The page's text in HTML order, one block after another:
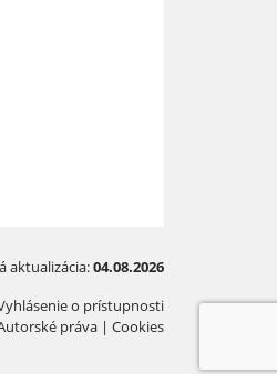
aktualizácia:04.08.2026
o prístupnosti
práva | Cookies